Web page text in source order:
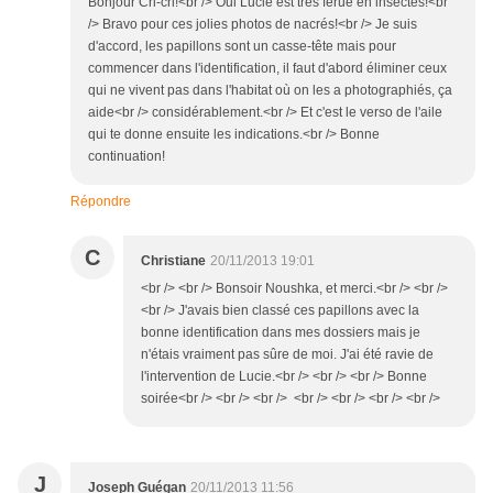
/> Bravo pour ces jolies photos de nacrés!<br /> Je suis
d'accord, les papillons sont un casse-tête mais pour
commencer dans l'identification, il faut d'abord éliminer ceux
qui ne vivent pas dans l'habitat où on les a photographiés, ça
aide<br /> considérablement.<br /> Et c'est le verso de l'aile
qui te donne ensuite les indications.<br /> Bonne
continuation!
Répondre
C Christiane 20/11/2013 19:01
<br /> <br /> Bonsoir Noushka, et merci.<br /> <br />
<br /> J'avais bien classé ces papillons avec la
bonne identification dans mes dossiers mais je
n'étais vraiment pas sûre de moi. J'ai été ravie de
l'intervention de Lucie.<br /> <br /> <br /> Bonne
soirée<br /> <br /> <br /> <br /> <br /> <br /> <br />
J Joseph Guégan 20/11/2013 11:56